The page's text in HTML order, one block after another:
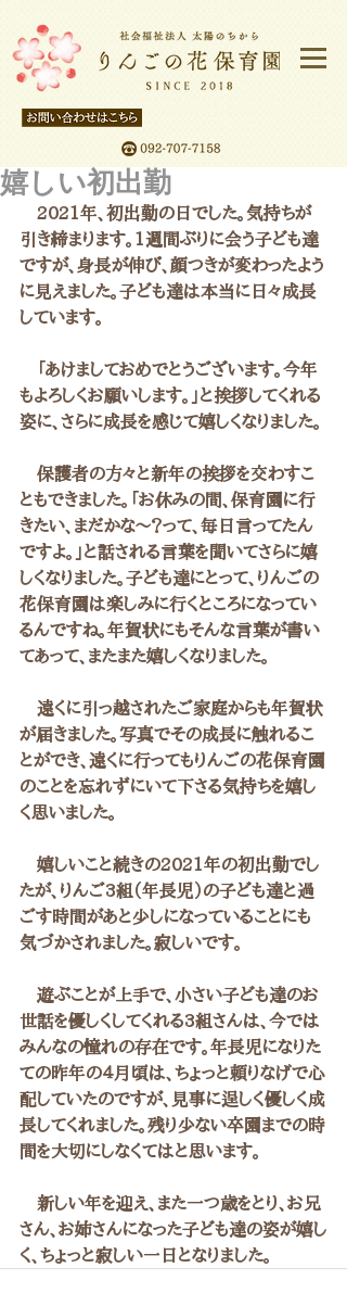
嬉しい初出勤
2021年、初出勤の日でした。気持ちが
引き締まります。1週間ぶりに会う子ども達
ですが、身長が伸び、顔つきが変わったよう
に見えました。子ども達は本当に日々成長
しています。
「あけましておめでとうございます。今年
もよろしくお願いします。」と挨拶してくれる
姿に、さらに成長を感じて嬉しくなりました。
保護者の方々と新年の挨拶を交わすこ
ともできました。「お休みの間、保育園に行
きたい、まだかな～？って、毎日言ってたん
ですよ。」と話される言葉を聞いてさらに嬉
しくなりました。子ども達にとって、りんごの
花保育園は楽しみに行くところになってい
るんですね。年賀状にもそんな言葉が書い
てあって、またまた嬉しくなりました。
遠くに引っ越されたご家庭からも年賀状
が届きました。写真でその成長に触れるこ
とができ、遠くに行ってもりんごの花保育園
のことを忘れずにいて下さる気持ちを嬉し
く思いました。
嬉しいこと続きの2021年の初出勤でし
たが、りんご3組（年長児）の子ども達と過
ごす時間があと少しになっていることにも
気づかされました。寂しいです。
遊ぶことが上手で、小さい子ども達のお
世話を優しくしてくれる3組さんは、今では
みんなの憧れの存在です。年長児になりた
ての昨年の４月頃は、ちょっと頼りなげで心
配していたのですが、見事に逞しく優しく成
長してくれました。残り少ない卒園までの時
間を大切にしなくてはと思います。
新しい年を迎え、また一つ歳をとり、お兄
さん、お姉さんになった子ども達の姿が嬉し
く、ちょっと寂しい一日となりました。